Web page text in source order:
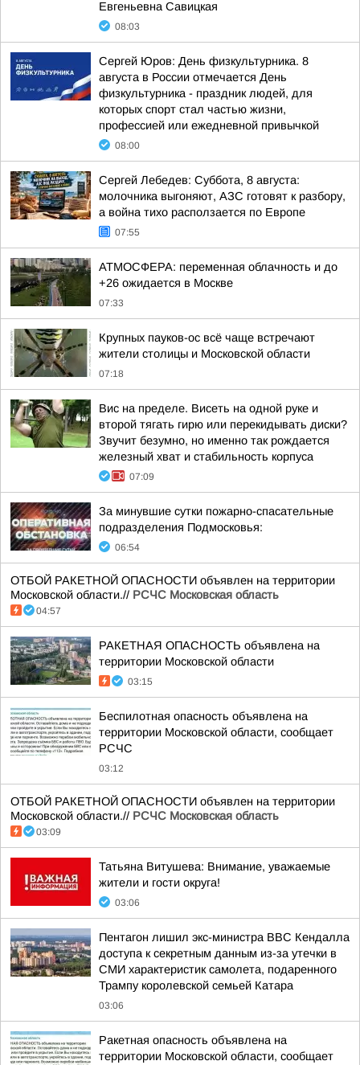
Евгеньевна Савицкая
08:03
Сергей Юров: День физкультурника. 8
августа в России отмечается День
физкультурника - праздник людей, для
которых спорт стал частью жизни,
профессией или ежедневной привычкой
08:00
Сергей Лебедев: Суббота, 8 августа:
молочника выгоняют, АЗС готовят к разбору,
а война тихо расползается по Европе
07:55
АТМОСФЕРА: переменная облачность и до
+26 ожидается в Москве
07:33
Крупных пауков-ос всё чаще встречают
жители столицы и Московской области
07:18
Вис на пределе. Висеть на одной руке и
второй тягать гирю или перекидывать диски?
Звучит безумно, но именно так рождается
железный хват и стабильность корпуса
07:09
За минувшие сутки пожарно-спасательные
подразделения Подмосковья:
06:54
ОТБОЙ РАКЕТНОЙ ОПАСНОСТИ объявлен на территории
Московской области.// РСЧС Московская область
04:57
РАКЕТНАЯ ОПАСНОСТЬ объявлена на
территории Московской области
03:15
Беспилотная опасность объявлена на
территории Московской области, сообщает
РСЧС
03:12
ОТБОЙ РАКЕТНОЙ ОПАСНОСТИ объявлен на территории
Московской области.// РСЧС Московская область
03:09
Татьяна Витушева: Внимание, уважаемые
жители и гости округа!
03:06
Пентагон лишил экс-министра ВВС Кендалла
доступа к секретным данным из-за утечки в
СМИ характеристик самолета, подаренного
Трампу королевской семьей Катара
03:06
Ракетная опасность объявлена на
территории Московской области, сообщает